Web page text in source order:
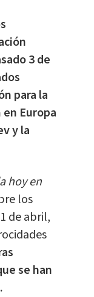
3 de
para la
Europa
y la
hoy en
los
de abril,
se han